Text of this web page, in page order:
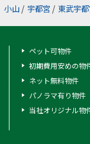
小山 / 宇都宮 / 東武宇
ペット可物件
初期費用安めの物
ネット無料物件
パノラマ有り物件
当社オリジナル物